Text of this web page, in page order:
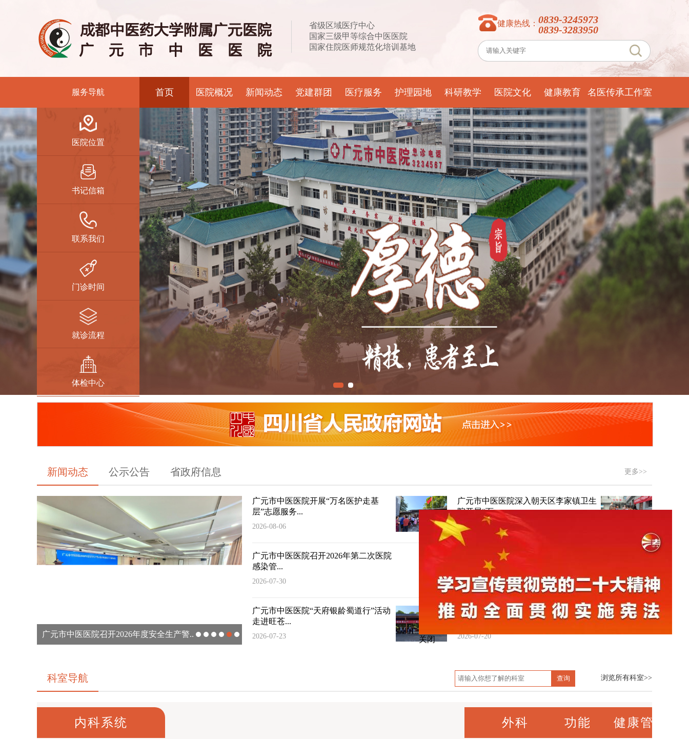
省级区域医疗中心
国家三级甲等综合中医医院
国家住院医师规范化培训基地
健康热线： 0839-3245973
0839-3283950
首页 医院概况 新闻动态 党建群团 医疗服务 护理园地 科研教学 医院文化 健康教育 名医传承工作室
服务导航
医院位置
书记信箱
联系我们
门诊时间
就诊流程
体检中心
新闻动态 公示公告 省政府信息 更多>>
广元市中医医院举行庆祝中国共产党成立10..
广元市中医医院开展“万名医护走基
层”志愿服务...
2026-08-06
广元市中医医院深入朝天区李家镇卫生
院开展“百...
2026-07-30
广元市中医医院召开2026年第二次医院
感染管...
2026-07-30
教学相长暖杏林：当看病变成一堂中医
临床实战课
2026-07-27
广元市中医医院“天府银龄蜀道行”活动
走进旺苍...
2026-07-23
广元市中医医院开展“治未病 送健康”中
医适宜...
2026-07-20
科室导航 浏览所有科室>>
内科系统 外科系统 功能检查健康管理中